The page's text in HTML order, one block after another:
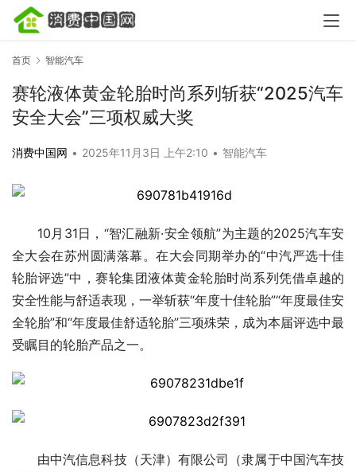
首页 智能汽车
赛轮液体黄金轮胎时尚系列斩获“2025汽车
安全大会”三项权威大奖
消费中国网 • 2025年11月3日 上午2:10 • 智能汽车
10月31日，“智汇融新·安全领航”为主题的2025汽车安
全大会在苏州圆满落幕。在大会同期举办的“中汽严选十佳
轮胎评选”中，赛轮集团液体黄金轮胎时尚系列凭借卓越的
安全性能与舒适表现，一举斩获“年度十佳轮胎”“年度最佳安
全轮胎”和“年度最佳舒适轮胎”三项殊荣，成为本届评选中最
受瞩目的轮胎产品之一。
由中汽信息科技（天津）有限公司（隶属于中国汽车技